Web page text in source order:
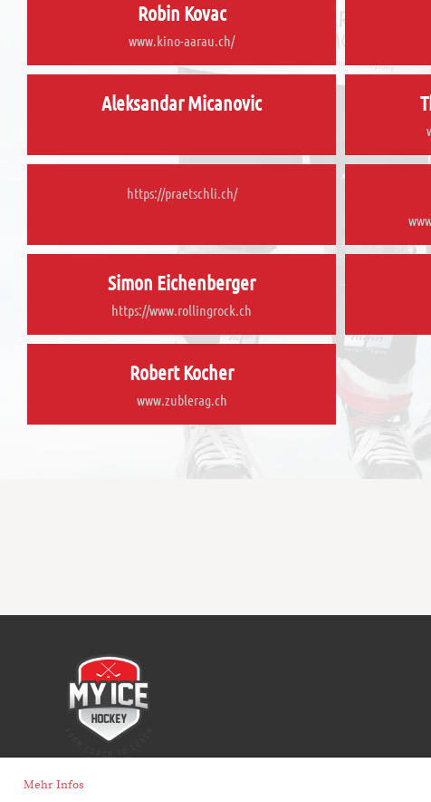
Mehr Infos
Robin Kovac
www.kino-aarau.ch/
Aleksandar Micanovic
https://praetschli.ch/
Simon Eichenberger
https://www.rollingrock.ch
Robert Kocher
www.zublerag.ch